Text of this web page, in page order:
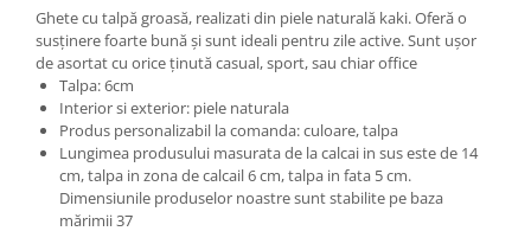
Ghete cu talpă groasă, realizati din piele naturală kaki. Oferă o
susținere foarte bună și sunt ideali pentru zile active. Sunt ușor
de asortat cu orice ținută casual, sport, sau chiar office
Talpa: 6cm
Interior si exterior: piele naturala
Produs personalizabil la comanda: culoare, talpa
Lungimea produsului masurata de la calcai in sus este de 14
cm, talpa in zona de calcail 6 cm, talpa in fata 5 cm.
Dimensiunile produselor noastre sunt stabilite pe baza
mărimii 37